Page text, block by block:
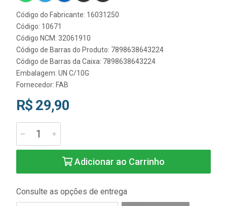
Código do Fabricante: 16031250
Código: 10671
Código NCM: 32061910
Código de Barras do Produto: 7898638643224
Código de Barras da Caixa: 7898638643224
Embalagem: UN C/10G
Fornecedor: FAB
R$ 29,90
Adicionar ao Carrinho
Consulte as opções de entrega